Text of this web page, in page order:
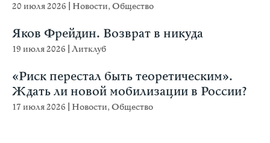
20 июля 2026 Новости,Общество
Яков Фрейдин. Возврат в никуда
19 июля 2026 Литклуб
«Риск перестал быть теоретическим».
Ждать ли новой мобилизации в России?
17 июля 2026 Новости,Общество